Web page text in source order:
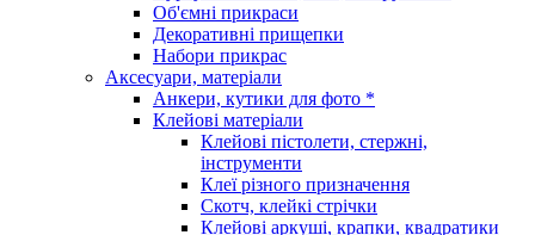
Об'ємні прикраси
Декоративні прищепки
Набори прикрас
Аксесуари, матеріали
Анкери, кутики для фото *
Клейові матеріали
Клейові пістолети, стержні,
інструменти
Клеї різного призначення
Скотч, клейкі стрічки
Клейові аркуші, крапки, квадратики